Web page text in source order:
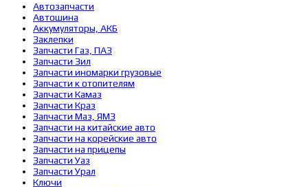
Автозапчасти
Автошина
Аккумуляторы, АКБ
Заклепки
Запчасти Газ, ПАЗ
Запчасти Зил
Запчасти иномарки грузовые
Запчасти к отопителям
Запчасти Камаз
Запчасти Краз
Запчасти Маз, ЯМЗ
Запчасти на китайские авто
Запчасти на корейские авто
Запчасти на прицепы
Запчасти Уаз
Запчасти Урал
Ключи